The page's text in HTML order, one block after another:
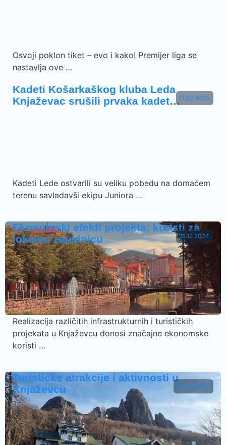
Osvoji poklon tiket – evo i kako! Premijer liga se
nastavlja ove …
17.02.2025.
Kadeti Košarkaškog kluba Leda
Knjaževac srušili prvaka kadet…
Kadeti Lede ostvarili su veliku pobedu na domaćem
terenu savladavši ekipu Juniora …
25.12.2024.
Ekonomski efekti projekta: koristi za
lokalnu zajednicu
Realizacija različitih infrastrukturnih i turističkih
projekata u Knjaževcu donosi značajne ekonomske
koristi …
08.08.2024.
Turističke atrakcije i aktivnosti u
Knjaževcu